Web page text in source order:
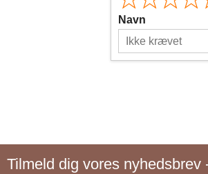
Navn
Tilmeld dig vores nyhedsbrev